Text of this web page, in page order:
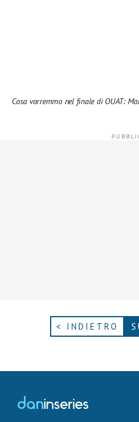
Cosa vorremmo nel finale di OUAT:
< INDIETRO